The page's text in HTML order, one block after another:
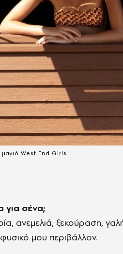
West End Girls
για σένα;
ανεμελιά, ξεκούραση,
μου περιβάλλον.